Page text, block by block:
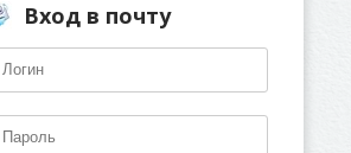
Вход в почту